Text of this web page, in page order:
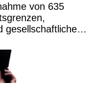
von 635
gesellschaftliche